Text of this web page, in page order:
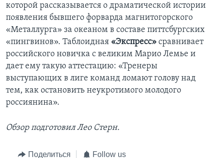
которой рассказывается о драматической истории
появления бывшего форварда магнитогорского
«Металлурга» за океаном в составе питтсбургских
«пингвинов». Таблоидная «Экспресс» сравнивает
российского новичка с великим Марио Лемье и
дает ему такую аттестацию: «Тренеры
выступающих в лиге команд ломают голову над
тем, как остановить неукротимого молодого
россиянина».
Обзор подготовил Лео Стерн.
Поделиться Follow us